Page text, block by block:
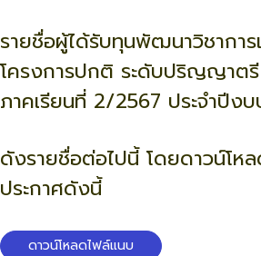
รายชื่อผู้ได้รับทุนพัฒนาวิชากา
โครงการปกติ ระดับปริญญาตรี
ภาคเรียนที่ 2/2567 ประจำปีง
ดังรายชื่อต่อไปนี้ โดยดาวน์โห
ประกาศดังนี้
ดาวน์โหลดไฟล์แนบ